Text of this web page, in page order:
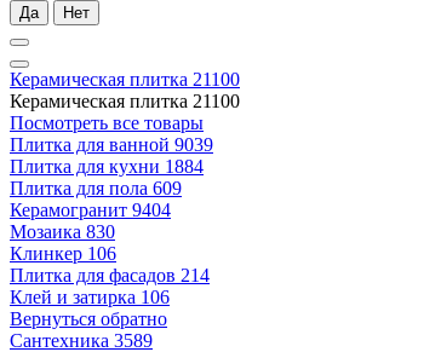
Да Нет
Керамическая плитка 21100
Керамическая плитка 21100
Посмотреть все товары
Плитка для ванной 9039
Плитка для кухни 1884
Плитка для пола 609
Керамогранит 9404
Мозаика 830
Клинкер 106
Плитка для фасадов 214
Клей и затирка 106
Вернуться обратно
Сантехника 3589